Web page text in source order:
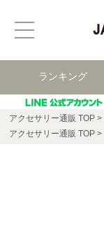
ランキング
アクセサリー通販 TOP
アクセサリー通販 TOP